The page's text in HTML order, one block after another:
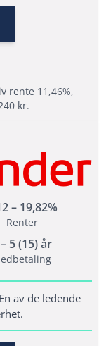
rente 11,46%,
kr.
inntekt
– 19,82%
Renter
5 (15) år
av de ledende